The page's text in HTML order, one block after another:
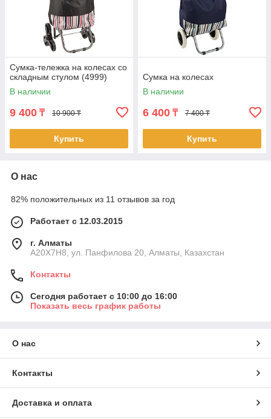
Сумка-тележка на колесах со
складным стулом (4999)
В наличии
9 400 ₸ 10 900 ₸
Купить
Сумка на колесах
В наличии
6 400 ₸ 7 400 ₸
Купить
О нас
82% положительных из 11 отзывов за год
Работает с 12.03.2015
г. Алматы
A20X7H8, ул. Панфилова 20, Алматы, Казахстан
Контакты
Сегодня работает с 10:00 до 16:00
Показать весь график работы
О нас
Контакты
Доставка и оплата